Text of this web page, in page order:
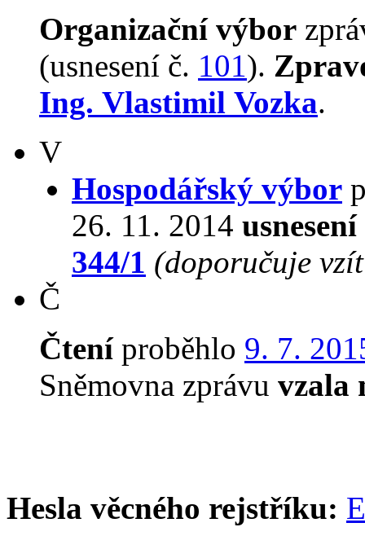
Organizační výbor
(usnesení č. 101).
Ing. Vlastimil Vozka.
V
Hospodářský výbor
26. 11. 2014 usnesení
344/1 (doporučuje
Č
Čteníproběhlo 9. 7.
Sněmovna zprávu vzala
Hesla věcného rejstříku: